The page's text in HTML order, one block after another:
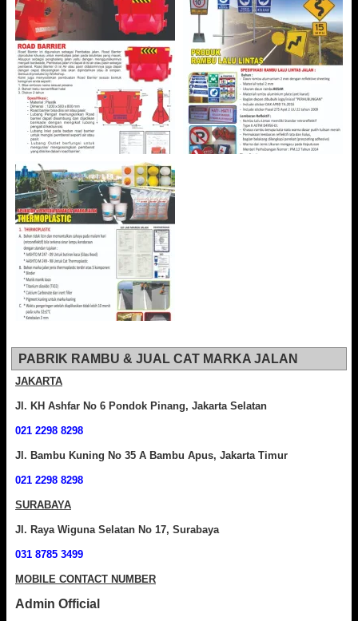
PABRIK RAMBU & JUAL CAT MARKA JALAN
JAKARTA
Jl. KH Ashfar No 6 Pondok Pinang, Jakarta Selatan
021 2298 8298
Jl. Bambu Kuning No 35 A Bambu Apus, Jakarta Timur
021 2298 8298
SURABAYA
Jl. Raya Wiguna Selatan No 17, Surabaya
031 8785 3499
MOBILE CONTACT NUMBER
Admin Official